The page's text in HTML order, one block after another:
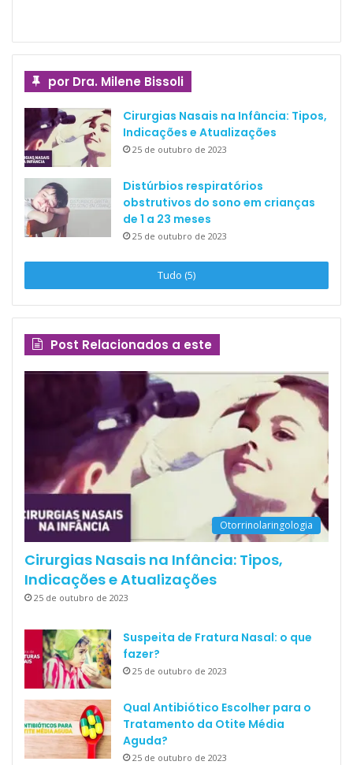
por Dra. Milene Bissoli
Cirurgias Nasais na Infância: Tipos,
Indicações e Atualizações
25 de outubro de 2023
Distúrbios respiratórios
obstrutivos do sono em crianças
de 1 a 23 meses
25 de outubro de 2023
Tudo (5)
Post Relacionados a este
Otorrinolaringologia
Cirurgias Nasais na Infância: Tipos,
Indicações e Atualizações
25 de outubro de 2023
Suspeita de Fratura Nasal: o que
fazer?
25 de outubro de 2023
Qual Antibiótico Escolher para o
Tratamento da Otite Média
Aguda?
25 de outubro de 2023